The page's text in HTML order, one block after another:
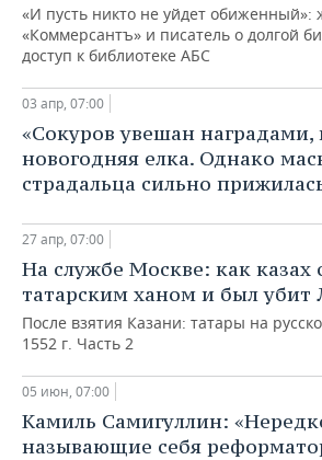
«И пусть никто не уйдет обиженный»:
«Коммерсантъ» и писатель о долгой
доступ к библиотеке АБС
03 апр, 07:00
«Сокуров увешан наградами,
новогодняя елка. Однако
страдальца сильно
27 апр, 07:00
На службе Москве: как казах
татарским ханом и был
После взятия Казани: татары на
1552 г. Часть 2
05 июн, 07:00
Камиль Самигуллин:
называющие себя